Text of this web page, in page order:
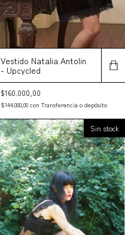
Vestido Natalia Antolin
- Upcycled
$160.000,00
$144.000,00 con Transferencia o depósito
Sin stock